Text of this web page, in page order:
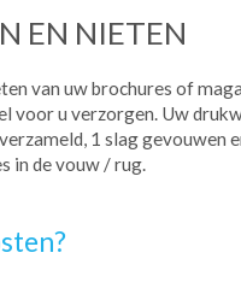
EN NIETEN
van uw brochures of
voor u verzorgen. Uw
1 slag gevouwen
in de vouw / rug.